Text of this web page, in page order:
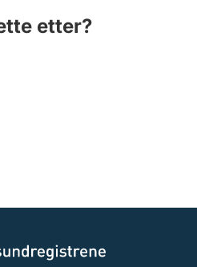
etter?